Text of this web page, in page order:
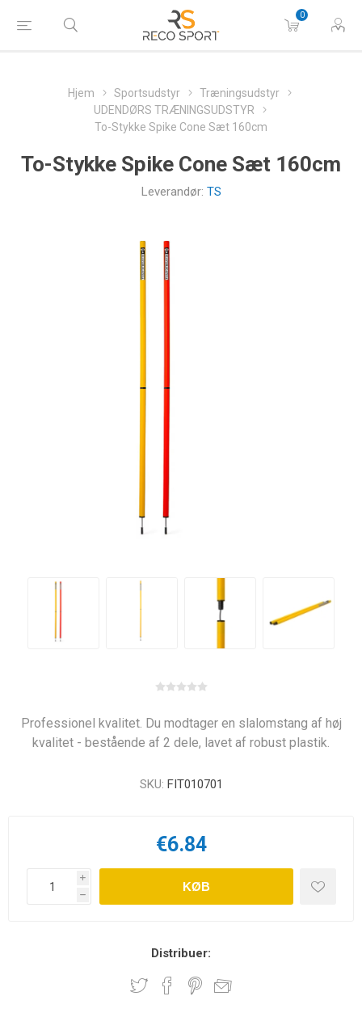
0
Hjem Sportsudstyr
Træningsudstyr
UDENDØRS TRÆNINGSUDSTYR
To-Stykke Spike Cone Sæt 160cm
To-Stykke Spike Cone Sæt 160cm
Leverandør: TS
Professionel kvalitet. Du modtager en slalomstang af høj
kvalitet - bestående af 2 dele, lavet af robust plastik.
SKU: FIT010701
€6.84
i
h
KØB
Distribuer: